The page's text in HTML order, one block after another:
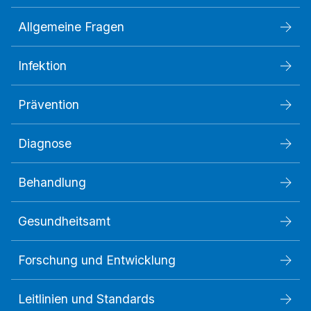
Allgemeine Fragen
Infektion
Prävention
Diagnose
Behandlung
Gesundheitsamt
Forschung und Entwicklung
Leitlinien und Standards